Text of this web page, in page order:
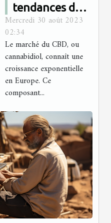
tendances du
marché du CBD
en Europe
Mercredi 30 août 2023
02:34
Le marché du CBD, ou
cannabidiol, connaît une
croissance exponentielle
en Europe. Ce
composant...